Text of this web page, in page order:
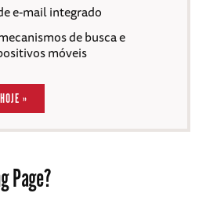
e-mail integrado
de busca e
móveis
»
Page?